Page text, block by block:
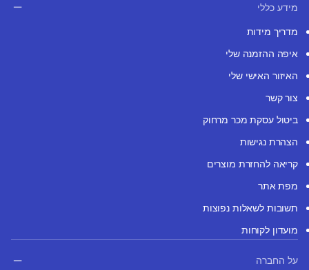
מידע כללי
מדריך מידות
איפה ההזמנה שלי
האיזור האישי שלי
צור קשר
ביטול עסקת מכר מרחוק
הצהרת נגישות
קריאה להחזרת מוצרים
מפת אתר
תשובות לשאלות נפוצות
מועדון לקוחות
על החברה